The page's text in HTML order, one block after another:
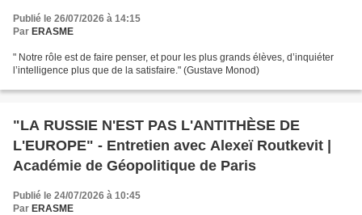
Publié le 26/07/2026 à 14:15
Par ERASME
" Notre rôle est de faire penser, et pour les plus grands élèves, d’inquiéter
l’intelligence plus que de la satisfaire." (Gustave Monod)
"LA RUSSIE N'EST PAS L'ANTITHÈSE DE
L'EUROPE" - Entretien avec Alexeï Routkevit |
Académie de Géopolitique de Paris
Publié le 24/07/2026 à 10:45
Par ERASME